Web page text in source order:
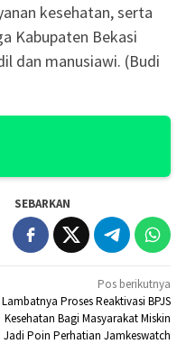
kesehatan, serta
Kabupaten Bekasi
dan manusiawi. (Budi
SEBARKAN
Pos berikutnya
Lambatnya Proses Reaktivasi BPJS
Kesehatan Bagi Masyarakat Miskin
Jadi Poin Perhatian Jamkeswatch